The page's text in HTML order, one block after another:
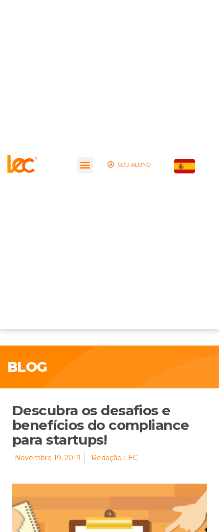
SOU ALUNO
BLOG
Descubra os desafios e
benefícios do compliance
para startups!
Novembro 19, 2019 Redação LEC